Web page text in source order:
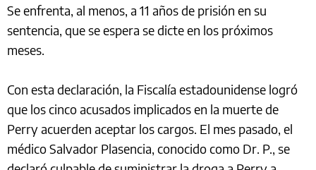
Se enfrenta, al menos, a 11 años de prisión en su
sentencia, que se espera se dicte en los próximos
meses.
Con esta declaración, la Fiscalía estadounidense logró
que los cinco acusados implicados en la muerte de
Perry acuerden aceptar los cargos. El mes pasado, el
médico Salvador Plasencia, conocido como Dr. P., se